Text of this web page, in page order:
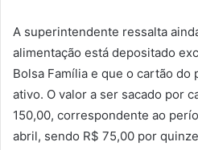
A superintendente ressalta
alimentação está depositado
Bolsa Família e que o cartão do
ativo. O valor a ser sacado por
150,00, correspondente ao
abril, sendo R$ 75,00 por